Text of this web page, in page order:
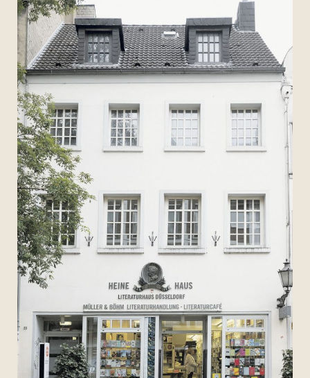
Archiv 2016
Archiv 2015
Archiv 2014
Archiv 2013
Archiv 2012
Archiv 2011
Archiv 2010
Archiv 2009
Archiv 2008
Archiv 2007
Archiv 2006